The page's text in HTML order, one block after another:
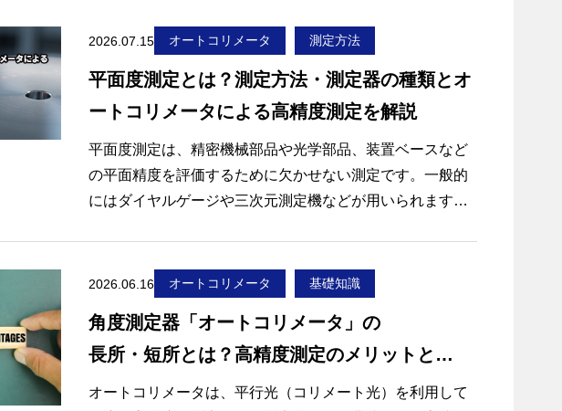
2026.07.15 オートコリメータ 測定方法
平面度測定とは？測定方法・測定器の種類とオ
ートコリメータによる高精度測定を解説
平面度測定は、精密機械部品や光学部品、装置ベースなど
の平面精度を評価するために欠かせない測定です。一般的
にはダイヤルゲージや三次元測定機などが用いられます
そのような場合に有効なのが、非接触かつ高精度な角度測
定が可能なオートコリメータです。オートコリメータを用
いることで、対象面の微小な傾きを測定し、平面度や平行
度を高精度に評価できます。
定方法を解説するとともに、レーザオートコリメータによ
2026.06.16 オートコリメータ 基礎知識
角度測定器「オートコリメータ」の
長所・短所とは？高精度測定のメリットと
注意点を解説
オートコリメータは、平行光（コリメート光）を利用して